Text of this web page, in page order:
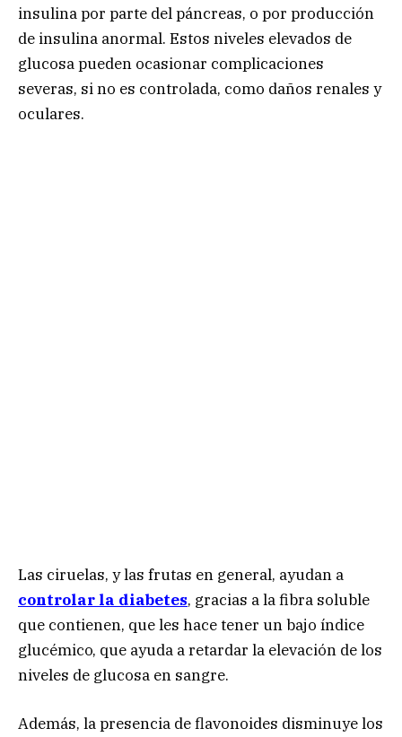
insulina por parte del páncreas, o por producción
de insulina anormal. Estos niveles elevados de
glucosa pueden ocasionar complicaciones
severas, si no es controlada, como daños renales y
oculares.
Las ciruelas, y las frutas en general, ayudan a
controlar la diabetes, gracias a la fibra soluble
que contienen, que les hace tener un bajo índice
glucémico, que ayuda a retardar la elevación de los
niveles de glucosa en sangre.
Además, la presencia de flavonoides disminuye los